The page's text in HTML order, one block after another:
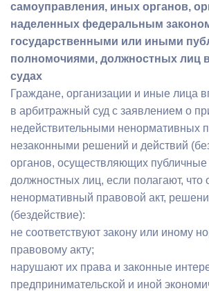
самоуправления, иных органов,
наделенных федеральным
государственными или иными
полномочиями, должностных лиц
судах
Граждане, организации и иные лица
в арбитражный суд с заявлением о
недействительными ненормативных
незаконными решений и действий
органов, осуществляющих
должностных лиц, если полагают,
ненормативный правовой акт,
(бездействие):
не соответствуют закону или иному
правовому акту;
нарушают их права и законные
предпринимательской и иной